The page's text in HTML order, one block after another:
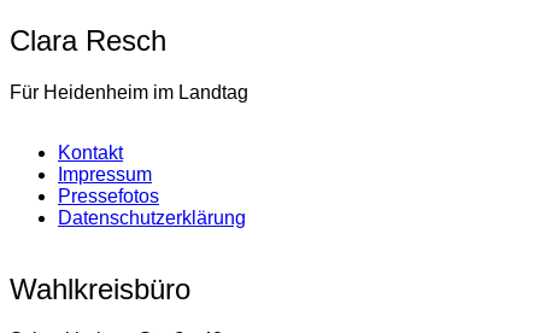
Clara Resch
Für Heidenheim im Landtag
Kontakt
Impressum
Pressefotos
Datenschutzerklärung
Wahlkreisbüro